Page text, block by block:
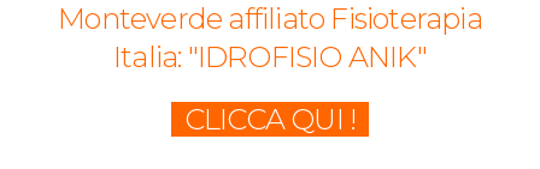
Monteverde affiliato Fisioterapia
Italia: "IDROFISIO ANIK"
CLICCA QUI !